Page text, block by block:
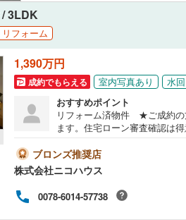
/ 3LDK
リフォーム
1,390万円
成約でもらえる 室内写真あり
水
おすすめポイント
リフォーム済物件 ★ご成約の
ます。住宅ローン審査確認は
ブロンズ推奨店
株式会社ニコハウス
0078-6014-57738